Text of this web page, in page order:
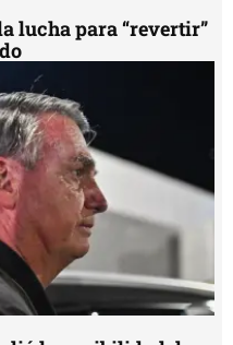
lucha para “revertir”